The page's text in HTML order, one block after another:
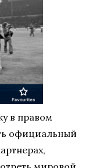
в правом
официальный